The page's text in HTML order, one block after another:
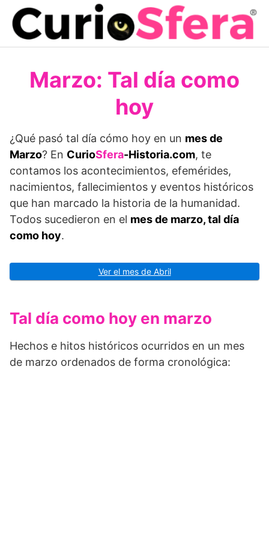
Saltar
contenido
Marzo: Tal día como
hoy
¿Qué pasó tal día cómo hoy en un mes de
Marzo? En CurioSfera-Historia.com, te
contamos los acontecimientos, efemérides,
nacimientos, fallecimientos y eventos históricos
que han marcado la historia de la humanidad.
Todos sucedieron en el mes de marzo, tal día
como hoy.
Ver el mes de Abril
Tal día como hoy en marzo
Hechos e hitos históricos ocurridos en un mes
de marzo ordenados de forma cronológica: